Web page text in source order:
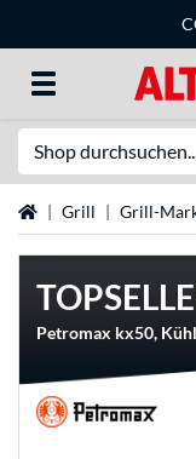
Startseite
Grill Grill-
Petromax kx50,